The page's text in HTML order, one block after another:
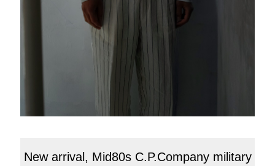
New arrival, Mid80s C.P.Company military